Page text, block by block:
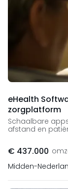
eHealth
zorgplatform
Schaalbare
afstand en
€ 437.000
Midden-